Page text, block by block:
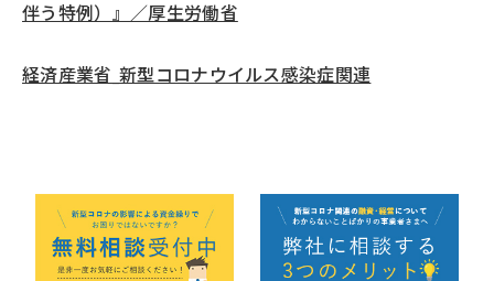
伴う特例）』／厚生労働省
経済産業省_新型コロナウイルス感染症関連